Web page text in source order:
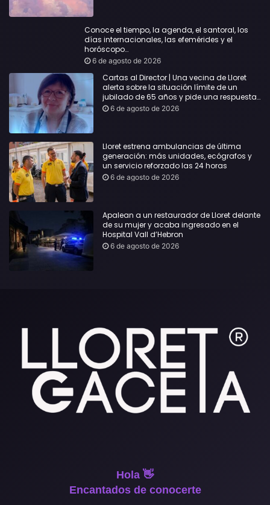
Conoce el tiempo, la agenda, el santoral, los
días internacionales, las efemérides y el
horóscopo…
6 de agosto de 2026
Cartas al Director | Una vecina de Lloret
alerta sobre la situación límite de un
jubilado de 65 años y pide una respuesta
urgente
6 de agosto de 2026
Lloret estrena ambulancias de última
generación: más unidades, ecógrafos y
un servicio reforzado las 24 horas
6 de agosto de 2026
Apalean a un restaurador de Lloret delante
de su mujer y acaba ingresado en el
Hospital Vall d’Hebron
6 de agosto de 2026
Hola 👋
Encantados de conocerte